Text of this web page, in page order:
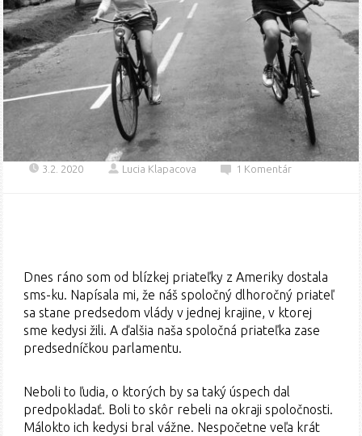
3.2. 2020 Lucia Klapacova 1 Komentár
Dnes ráno som od blízkej priateľky z Ameriky dostala
sms-ku. Napísala mi, že náš spoločný dlhoročný priateľ
sa stane predsedom vlády v jednej krajine, v ktorej
sme kedysi žili. A ďalšia naša spoločná priateľka zase
predsedníčkou parlamentu.
Neboli to ľudia, o ktorých by sa taký úspech dal
predpokladať. Boli to skôr rebeli na okraji spoločnosti.
Málokto ich kedysi bral vážne. Nespočetne veľa krát